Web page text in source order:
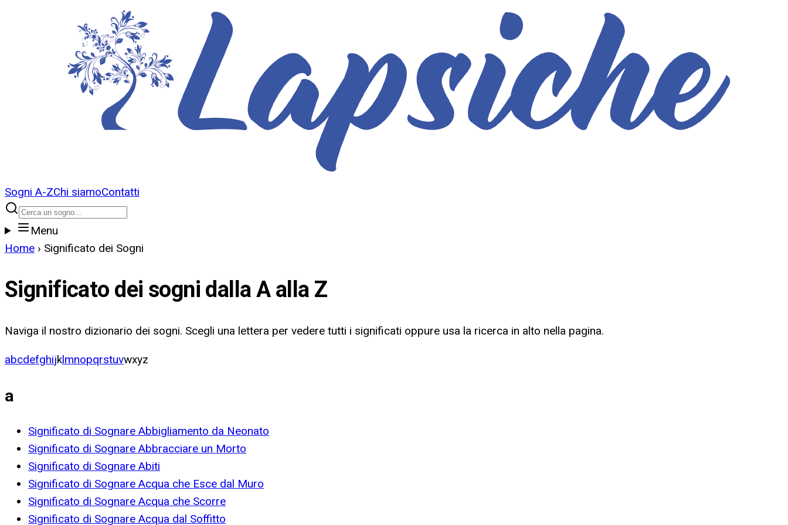
Sogni A-ZChi siamoContatti
Menu
Home › Significato dei Sogni
Significato dei sogni dalla A alla Z
Naviga il nostro dizionario dei sogni. Scegli una lettera per vedere tutti i significati oppure usa la ricerca in alto nella pagina.
abcdefghijklmnopqrstuvwxyz
a
Significato di Sognare Abbigliamento da Neonato
Significato di Sognare Abbracciare un Morto
Significato di Sognare Abiti
Significato di Sognare Acqua che Esce dal Muro
Significato di Sognare Acqua che Scorre
Significato di Sognare Acqua dal Soffitto